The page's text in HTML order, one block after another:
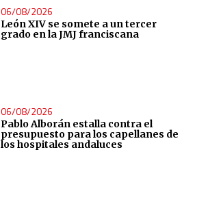
06/08/2026
León XIV se somete a un tercer
grado en la JMJ franciscana
06/08/2026
Pablo Alborán estalla contra el
presupuesto para los capellanes de
los hospitales andaluces